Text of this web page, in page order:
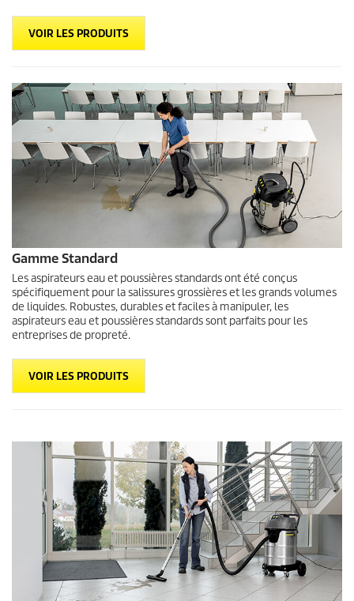
VOIR LES PRODUITS
Gamme Standard
Les aspirateurs eau et poussières standards ont été conçus
spécifiquement pour la salissures grossières et les grands volumes
de liquides. Robustes, durables et faciles à manipuler, les
aspirateurs eau et poussières standards sont parfaits pour les
entreprises de propreté.
VOIR LES PRODUITS